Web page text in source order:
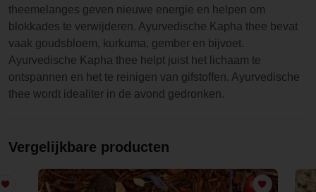
theemelanges geven nieuwe energie en helpen om
blokkades te verwijderen. Ayurvedische Kapha thee bevat
vaak goudsbloem, kurkuma, gember en bijvoet.
Ayurvedische Kapha thee helpt juist het lichaam te
ontspannen en het te reinigen van gifstoffen. Ayurvedische
thee wordt idealiter in de avond gedronken.
Vergelijkbare producten